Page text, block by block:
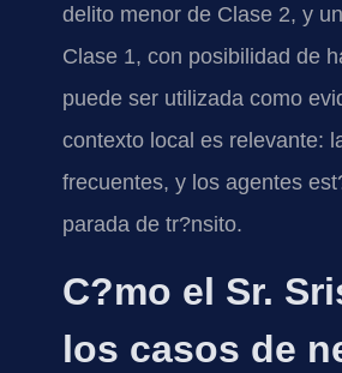
delito menor de Clase 2, y
Clase 1, con posibilidad de
puede ser utilizada como
contexto local es relevante:
frecuentes, y los agentes
parada de tr?nsito.
C?mo el Sr.
los casos de